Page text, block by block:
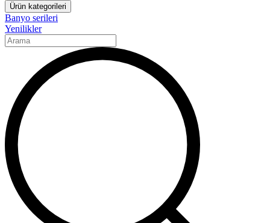
Ürün kategorileri
Banyo serileri
Yenilikler